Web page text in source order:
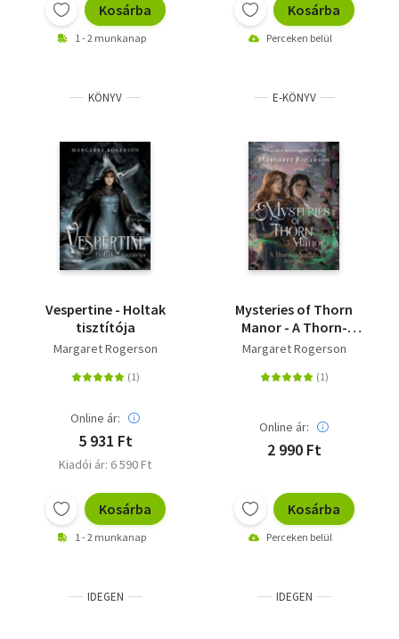
Kosárba
1 - 2 munkanap
Kosárba
Perceken belül
KÖNYV
Vespertine - Holtak
tisztítója
Margaret Rogerson
Online ár:
5 931 Ft
Kiadói ár: 6 590 Ft
Kosárba
1 - 2 munkanap
E-KÖNYV
Mysteries of Thorn
Manor - A Thorn-
udvarház rejtélye
Margaret Rogerson
Online ár:
2 990 Ft
Kosárba
Perceken belül
IDEGEN IDEGEN